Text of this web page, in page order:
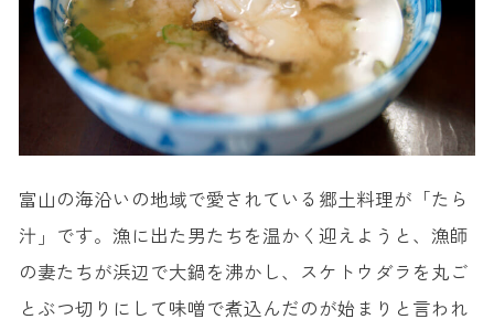
富山の海沿いの地域で愛されている郷土料理が「たら
汁」です。漁に出た男たちを温かく迎えようと、漁師
の妻たちが浜辺で大鍋を沸かし、スケトウダラを丸ご
とぶつ切りにして味噌で煮込んだのが始まりと言われ